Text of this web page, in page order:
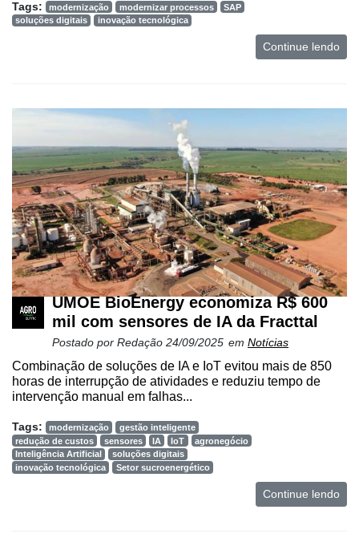
e
Análise
Vertical
Software
Empresarial
Tecnologia
para
Recursos
Hídricos
Membros
Liberali
Netrin
Néctar
Tecprime
Agro
Tags: modernização modernizar processos
SAP
soluções digitais
inovação tecnológica
Continue lendo
UMOE BioEnergy economiza R$ 600
mil com sensores de IA da Fracttal
Postado por Redação 24/09/2025 em Notícias
Combinação de soluções de IA e IoT evitou mais de 850
horas de interrupção de atividades e reduziu tempo de
intervenção manual em falhas...
Tags: modernização
gestão inteligente
redução de custos
sensores IA IoT
agronegócio
Inteligência Artificial
soluções digitais
inovação tecnológica
Setor sucroenergético
Continue lendo